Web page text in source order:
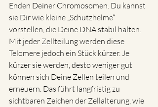
Enden Deiner Chromosomen. Du kannst
sie Dir wie kleine „Schutzhelme“
vorstellen, die Deine DNA stabil halten.
Mit jeder Zellteilung werden diese
Telomere jedoch ein Stück kürzer. Je
kürzer sie werden, desto weniger gut
können sich Deine Zellen teilen und
erneuern. Das führt langfristig zu
sichtbaren Zeichen der Zellalterung, wie